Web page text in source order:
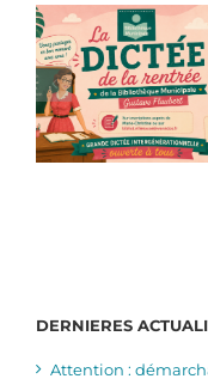
DERNIERES
Attention :